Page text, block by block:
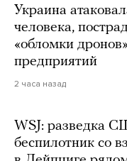
Украина
человека,
«обломки
предприятий
2 часа назад
WSJ: разведка
беспилотник со